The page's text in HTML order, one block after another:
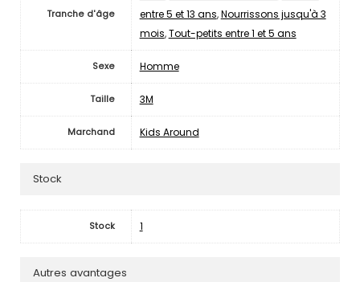
Tranche d'âge
entre 5 et 13 ans,Nourrissons jusqu'à 3
mois,Tout-petits entre 1 et 5 ans
Sexe Homme
Taille 3M
Marchand Kids Around
Stock
Stock 1
Autres avantages